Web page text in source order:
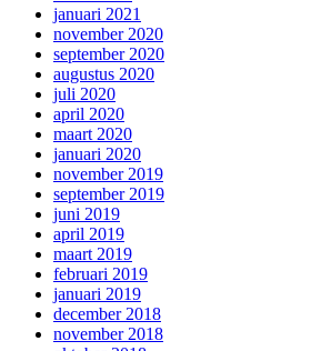
januari 2021
november 2020
september 2020
augustus 2020
juli 2020
april 2020
maart 2020
januari 2020
november 2019
september 2019
juni 2019
april 2019
maart 2019
februari 2019
januari 2019
december 2018
november 2018